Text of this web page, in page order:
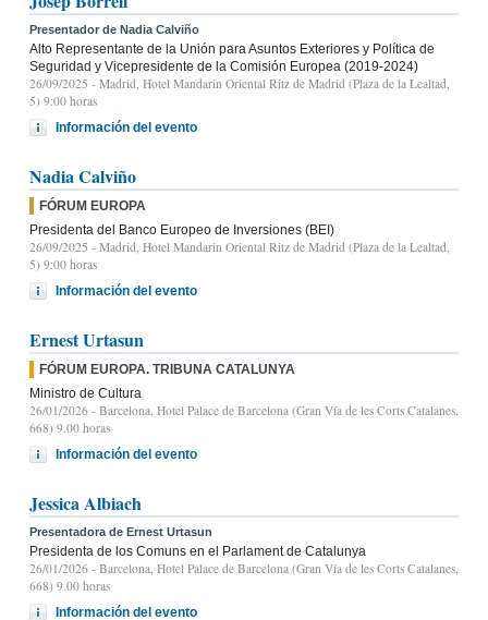
Presentador de Nadia Calviño
Alto Representante de la Unión para Asuntos Exteriores y Política de
Seguridad y Vicepresidente de la Comisión Europea (2019-2024)
26/09/2025 - Madrid, Hotel Mandarin Oriental Ritz de Madrid (Plaza de la Lealtad,
5) 9:00 horas
Información del evento
Nadia Calviño
FÓRUM EUROPA
Presidenta del Banco Europeo de Inversiones (BEI)
26/09/2025 - Madrid, Hotel Mandarin Oriental Ritz de Madrid (Plaza de la Lealtad,
5) 9:00 horas
Información del evento
Ernest Urtasun
FÓRUM EUROPA. TRIBUNA CATALUNYA
Ministro de Cultura
26/01/2026 - Barcelona, Hotel Palace de Barcelona (Gran Vía de les Corts Catalanes,
668) 9.00 horas
Información del evento
Jessica Albiach
Presentadora de Ernest Urtasun
Presidenta de los Comuns en el Parlament de Catalunya
26/01/2026 - Barcelona, Hotel Palace de Barcelona (Gran Vía de les Corts Catalanes,
668) 9.00 horas
Información del evento